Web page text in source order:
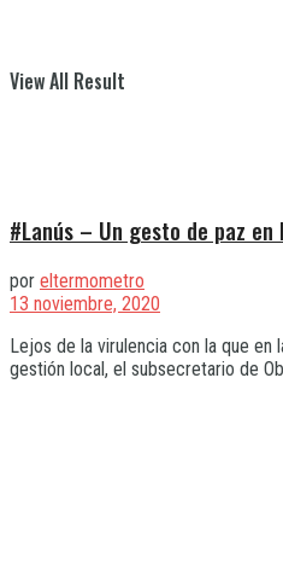
View All Result
#Lanús – Un gesto de paz
por eltermometro
13 noviembre, 2020
Lejos de la virulencia con la que en
gestión local, el subsecretario de